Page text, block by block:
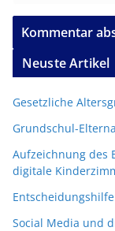
Neuste Artikel
Gesetzliche
Grundschul-
Aufzeichnung des
digitale
Social Media und